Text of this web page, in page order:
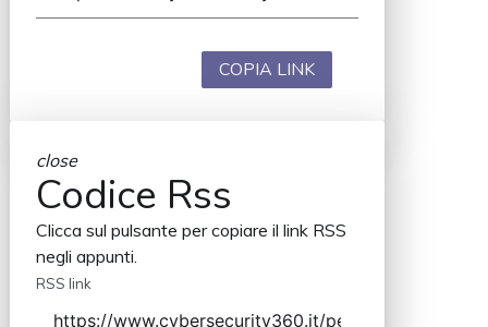
COPIA LINK
close
Codice Rss
Clicca sul pulsante per copiare il link RSS
negli appunti.
RSS link